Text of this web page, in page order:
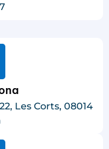
Les Corts, 08014